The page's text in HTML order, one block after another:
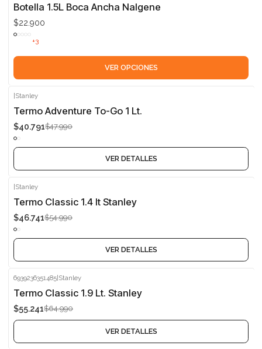
Botella 1.5L Boca Ancha Nalgene
$22.900
+3
VER OPCIONES
-15%
Agotado
|Stanley
Termo Adventure To-Go 1 Lt.
$40.791$47.990
VER DETALLES
-15%
Agotado
Stanley
Termo Classic 1.4 lt Stanley
$46.741$54.990
VER DETALLES
-15%
Agotado
6939236351485 Stanley
Termo Classic 1.9 Lt. Stanley
$55.241$64.990
VER DETALLES